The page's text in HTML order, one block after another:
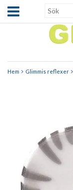
Hem Glimmis reflexer